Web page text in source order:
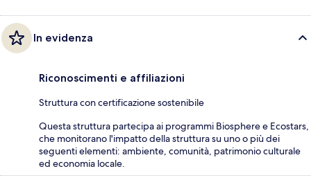
In evidenza
Riconoscimenti e affiliazioni
Struttura con certificazione sostenibile
Questa struttura partecipa ai programmi Biosphere e Ecostars,
che monitorano l'impatto della struttura su uno o più dei
seguenti elementi: ambiente, comunità, patrimonio culturale
ed economia locale.